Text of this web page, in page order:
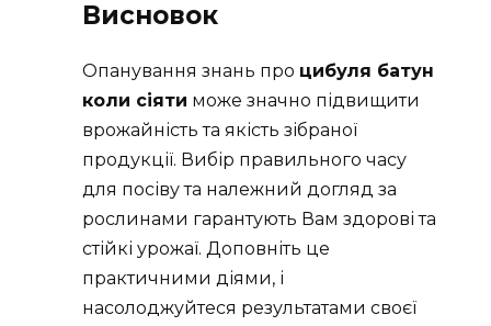
Висновок
Опанування знань про цибуля батун
коли сіяти може значно підвищити
врожайність та якість зібраної
продукції. Вибір правильного часу
для посіву та належний догляд за
рослинами гарантують Вам здорові та
стійкі урожаї. Доповніть це
практичними діями, і
насолоджуйтеся результатами своєї